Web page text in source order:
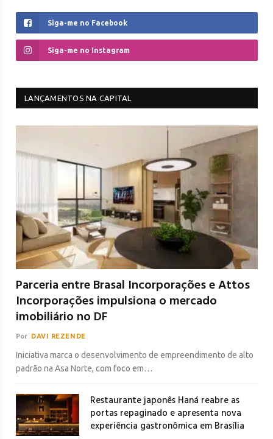
Siga-me no Facebook
Siga-me no Instagram
LANÇAMENTOS NA CAPITAL
Parceria entre Brasal Incorporações e Attos
Incorporações impulsiona o mercado
imobiliário no DF
Por DAVI REZENDE
Iniciativa marca o desenvolvimento de empreendimento de alto
padrão na Asa Norte, com foco em…
Restaurante japonês Haná reabre as
portas repaginado e apresenta nova
experiência gastronômica em Brasília